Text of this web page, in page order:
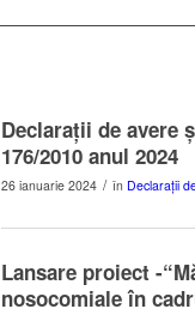
Declaraţii de avere
176/2010 anul 2024
26 ianuarie 2024 / în Declarații
Lansare proiect -
nosocomiale în